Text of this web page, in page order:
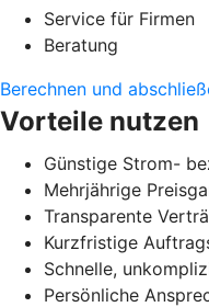
Service für Firmen
Beratung
Berechnen und
Vorteile nutzen
Günstige Strom-
Mehrjährige
Transparente
Kurzfristige
Schnelle,
Persönliche